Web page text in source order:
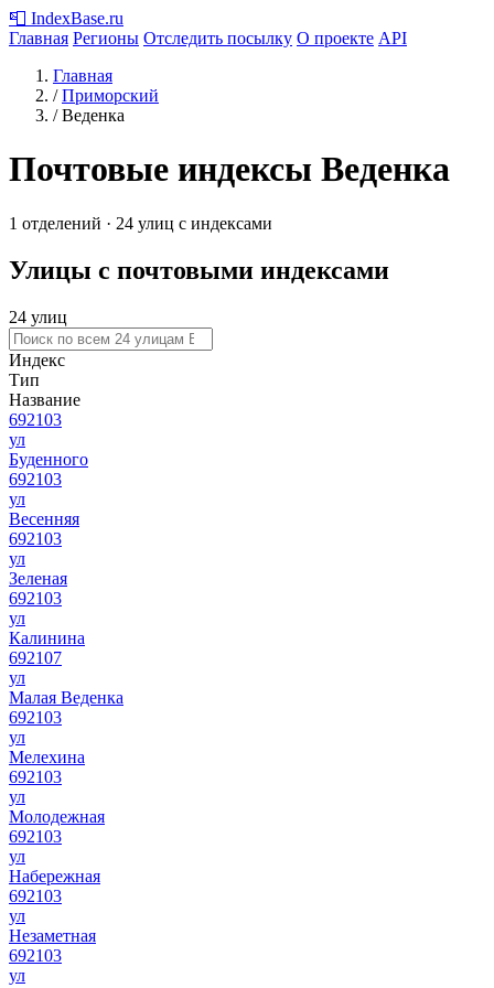
📮 IndexBase.ru
Главная Регионы Отследить посылку О проекте API
Главная
/ Приморский
/ Веденка
Почтовые индексы Веденка
1 отделений · 24 улиц с индексами
Улицы с почтовыми индексами
24 улиц
Индекс
Тип
Название
692103
ул
Буденного
692103
ул
Весенняя
692103
ул
Зеленая
692103
ул
Калинина
692107
ул
Малая Веденка
692103
ул
Мелехина
692103
ул
Молодежная
692103
ул
Набережная
692103
ул
Незаметная
692103
ул